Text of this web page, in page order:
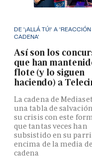
DE '¡ALLÁ TÚ!' A 'REACCIÓN
CADENA'
Así son los
que han
flote (y lo siguen
haciendo) a
La cadena de
una tabla de
su crisis con este
que tantas veces han
subsistido en su
encima de la media
cadena